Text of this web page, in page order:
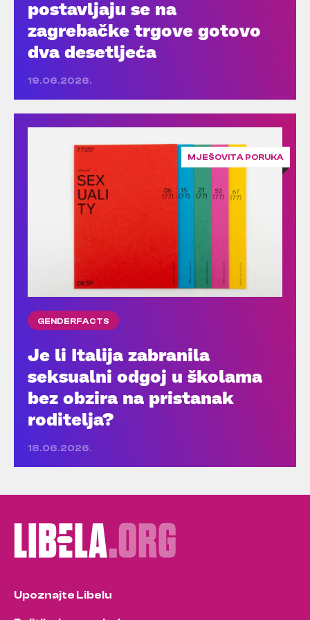
postavljaju se na
zagrebačke trgove gotovo
dva desetljeća
19.06.2026.
MJEŠOVITA PORUKA
GENDERFACTS
Je li Italija zabranila
seksualni odgoj u školama
bez obzira na pristanak
roditelja?
18.06.2026.
Upoznajte Libelu